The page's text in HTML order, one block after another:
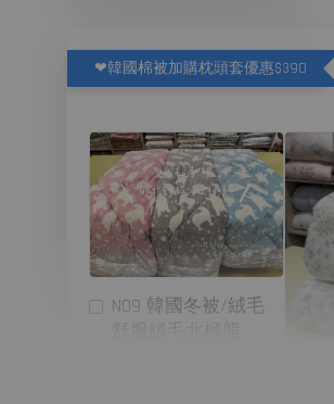
❤韓國棉被加購枕頭套優惠$390
N09 韓國冬被/絨毛